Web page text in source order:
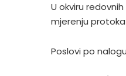
U okviru
mjerenju
Poslovi po